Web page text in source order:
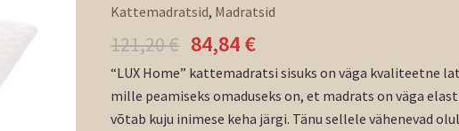
Kattemadratsid, Madratsid
121,20€ 84,84€
“LUX Home” kattemadratsi sisuks on väga kvaliteetne
mille peamiseks omaduseks on, et madrats on väga
võtab kuju inimese keha järgi. Tänu sellele vähenevad